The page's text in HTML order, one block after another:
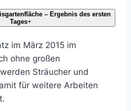
– Ergebnis des ersten
Tages+
im März 2015 im
ohne großen
Sträucher und
für weitere Arbeiten